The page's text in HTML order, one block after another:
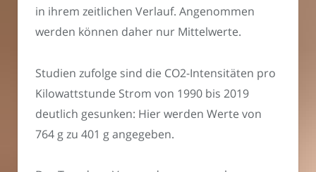
in ihrem zeitlichen Verlauf. Angenommen
werden können daher nur Mittelwerte.
Studien zufolge sind die CO2-Intensitäten pro
Kilowattstunde Strom von 1990 bis 2019
deutlich gesunken: Hier werden Werte von
764 g zu 401 g angegeben.